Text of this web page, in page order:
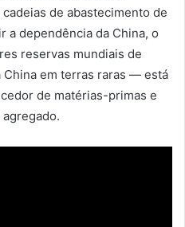
de abastecimento de
a dependência da China, o
reservas mundiais de
China em terras raras — está
de matérias-primas e